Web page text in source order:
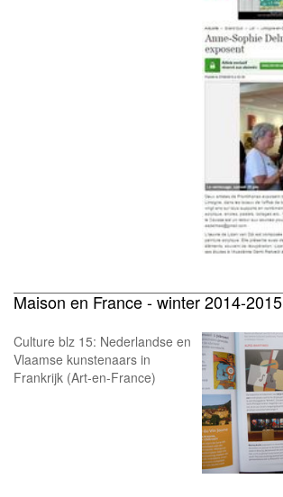
Maison en France - winter 2014-2015
Culture blz 15: Nederlandse en
Vlaamse kunstenaars in
Frankrijk (Art-en-France)